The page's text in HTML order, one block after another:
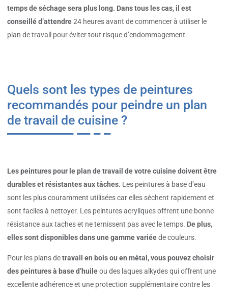
temps de séchage sera plus long. Dans tous les cas, il est
conseillé d’attendre24 heures avant de commencer à utiliser le
plan de travail pour éviter tout risque d’endommagement.
Quels sont les types de peintures
recommandés pour peindre un plan
de travail de cuisine ?
Les peintures pour le plan de travail de votre cuisine doivent être
durables et résistantes aux tâches. Les peintures à base d’eau
sont les plus couramment utilisées car elles sèchent rapidement et
sont faciles à nettoyer. Les peintures acryliques offrent une bonne
résistance aux taches et ne ternissent pas avec le temps. De plus,
elles sont disponibles dans une gamme variéede couleurs.
Pour les plans detravail en bois ou en métal, vous pouvez choisir
des peintures à base d’huileou des laques alkydes qui offrent une
excellente adhérence et une protection supplémentaire contre les